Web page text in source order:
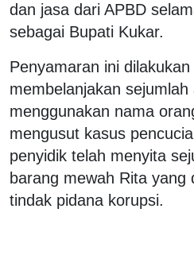
dan jasa dari APBD
sebagai Bupati Kukar.
Penyamaran ini
membelanjakan
menggunakan nama
mengusut kasus
penyidik telah menyita
barang mewah Rita yang
tindak pidana korupsi.